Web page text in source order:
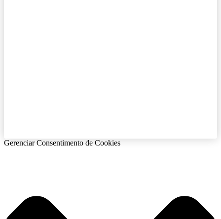
Gerenciar Consentimento de Cookies